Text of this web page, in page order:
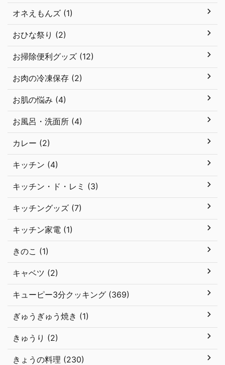
オネえもんズ (1)
おひな祭り (2)
お掃除便利グッズ (12)
お肉の冷凍保存 (2)
お肌の悩み (4)
お風呂・洗面所 (4)
カレー (2)
キッチン (4)
キッチン・ド・レミ (3)
キッチングッズ (7)
キッチン家電 (1)
きのこ (1)
キャベツ (2)
キューピー3分クッキング (369)
ぎゅうぎゅう焼き (1)
きゅうり (2)
きょうの料理 (230)